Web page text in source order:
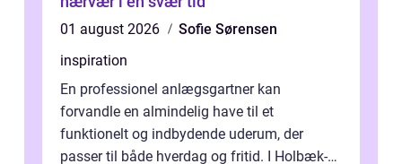
01 august 2026
Sofie Sørensen
inspiration
En professionel anlægsgartner kan
forvandle en almindelig have til et
funktionelt og indbydende uderum, der
passer til både hverdag og fritid. I Holbæk-